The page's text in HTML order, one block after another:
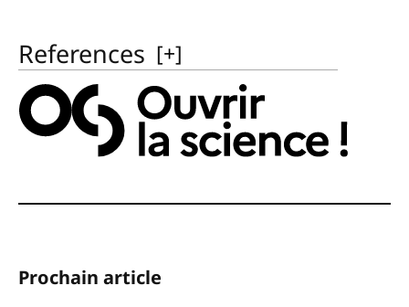
References [+]
Prochain article